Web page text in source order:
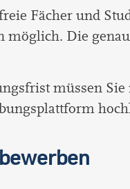
Fächer und
möglich. Die
müssen Sie